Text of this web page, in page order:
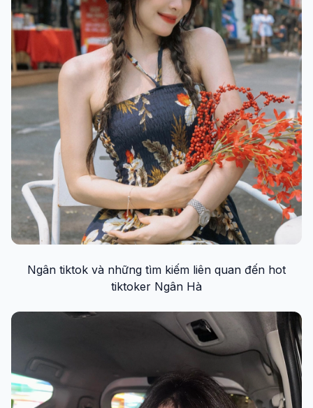
Ngân tiktok và những tìm kiếm liên quan đến hot
tiktoker Ngân Hà